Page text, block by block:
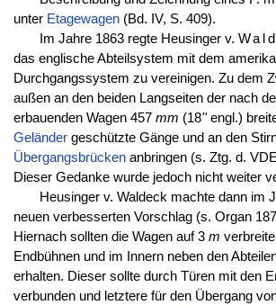
unter Etagewagen(Bd. IV, S. 409).
Im Jahre 1863 regte Heusinger v.
das englische Abteilsystem mit dem
Durchgangssystem zu vereinigen. Zu dem
außen an den beiden Langseiten der nach
erbauenden Wagen 457 mm (18''engl.)
Geländergeschützte Gänge und an den
Übergangsbrückenanbringen (s. Ztg. d.
Dieser Gedanke wurde jedoch nicht weiter
Heusinger v. Waldeck machte dann im
neuen verbesserten Vorschlag (s. Organ
Hiernach sollten die Wagen auf 3 m
Endbühnen und im Innern neben den
erhalten. Dieser sollte durch Türen mit den
verbunden und letztere für den Übergang